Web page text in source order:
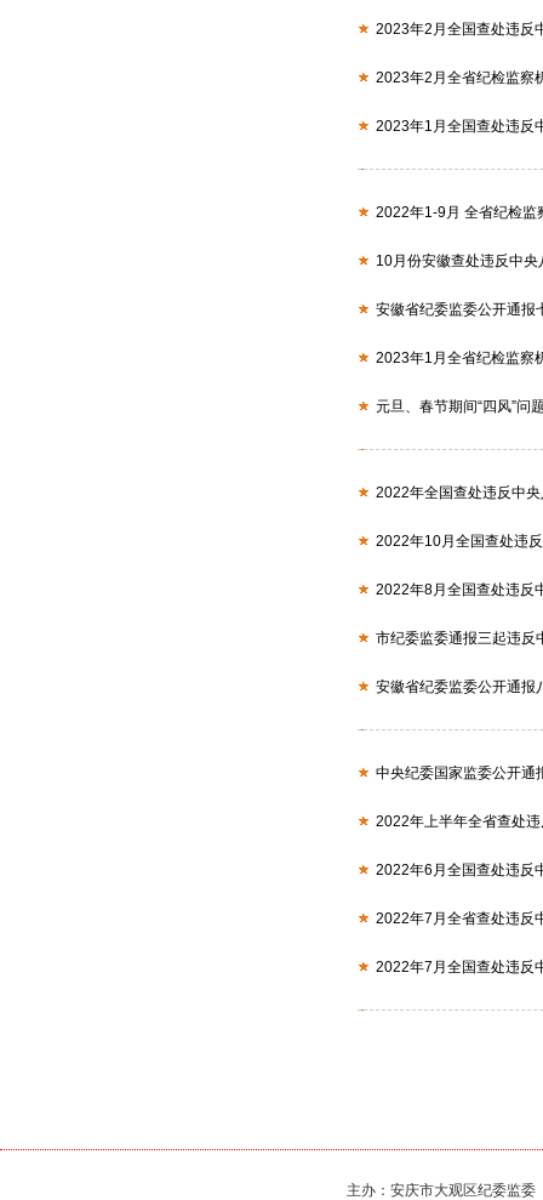
2023年2月全国查处违反
2023年2月全省纪检监察
2023年1月全国查处违反
2022年1-9月 全省纪检监
10月份安徽查处违反中
安徽省纪委监委公开通报
2023年1月全省纪检监察
元旦、春节期间“四风”问
2022年全国查处违反中
2022年10月全国查处违
2022年8月全国查处违反
市纪委监委通报三起违反
安徽省纪委监委公开通报
中央纪委国家监委公开通
2022年上半年全省查处
2022年6月全国查处违反
2022年7月全省查处违反
2022年7月全国查处违反
主办：安庆市大观区纪委监